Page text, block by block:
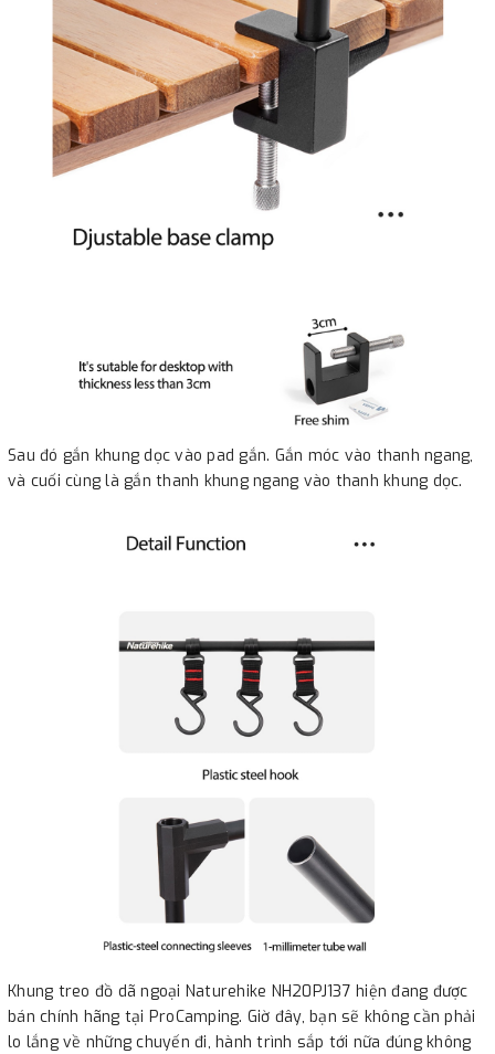
Sau đó gắn khung dọc vào pad gắn. Gắn móc vào thanh ngang,
và cuối cùng là gắn thanh khung ngang vào thanh khung dọc.
Khung treo đồ dã ngoại Naturehike NH20PJ137 hiện đang được
bán chính hãng tại ProCamping. Giờ đây, bạn sẽ không cần phải
lo lắng về những chuyến đi, hành trình sắp tới nữa đúng không